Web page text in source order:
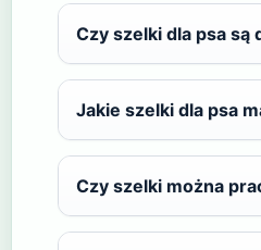
Czy szelki dla psa są
Jakie szelki dla psa
Czy szelki można